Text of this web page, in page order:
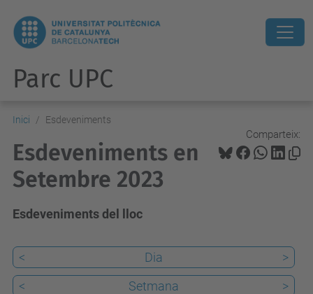
Parc UPC
Inici Esdeveniments
Comparteix:
Esdeveniments en
Setembre 2023
Esdeveniments del lloc
< Dia
>
<
Setmana
>